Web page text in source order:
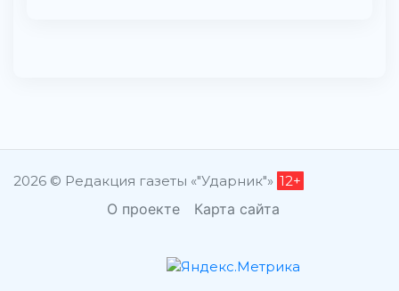
2026 © Редакция газеты «"Ударник"» 12+
О проекте Карта сайта